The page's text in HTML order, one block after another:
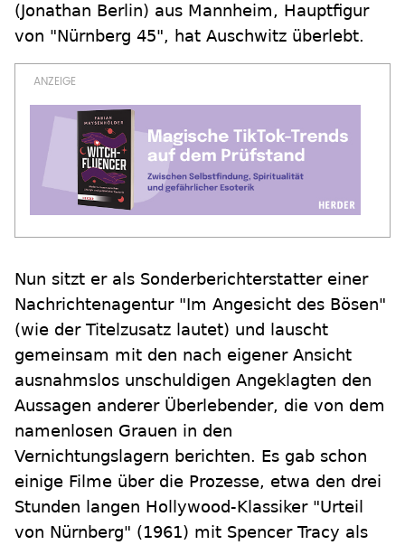
(Jonathan Berlin) aus Mannheim, Hauptfigur
von "Nürnberg 45", hat Auschwitz überlebt.
Nun sitzt er als Sonderberichterstatter einer
Nachrichtenagentur "Im Angesicht des Bösen"
(wie der Titelzusatz lautet) und lauscht
gemeinsam mit den nach eigener Ansicht
ausnahmslos unschuldigen Angeklagten den
Aussagen anderer Überlebender, die von dem
namenlosen Grauen in den
Vernichtungslagern berichten. Es gab schon
einige Filme über die Prozesse, etwa den drei
Stunden langen Hollywood-Klassiker "Urteil
von Nürnberg" (1961) mit Spencer Tracy als